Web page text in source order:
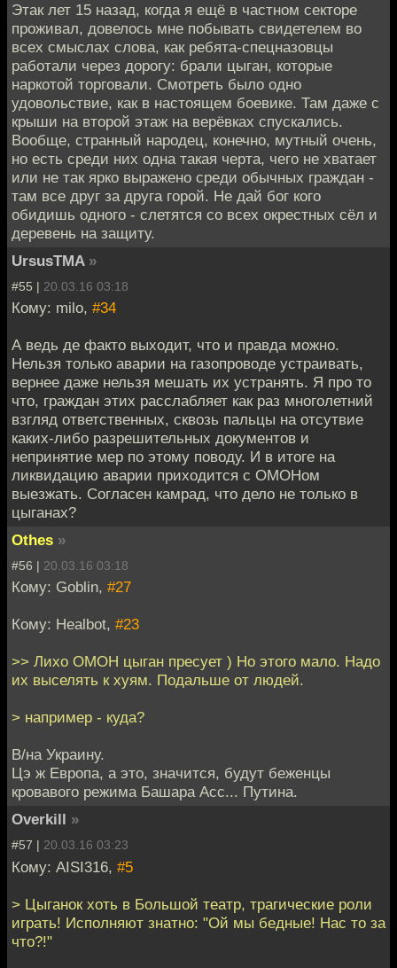
Этак лет 15 назад, когда я ещё в частном секторе
проживал, довелось мне побывать свидетелем во
всех смыслах слова, как ребята-спецназовцы
работали через дорогу: брали цыган, которые
наркотой торговали. Смотреть было одно
удовольствие, как в настоящем боевике. Там даже с
крыши на второй этаж на верёвках спускались.
Вообще, странный народец, конечно, мутный очень,
но есть среди них одна такая черта, чего не хватает
или не так ярко выражено среди обычных граждан -
там все друг за друга горой. Не дай бог кого
обидишь одного - слетятся со всех окрестных сёл и
деревень на защиту.
UrsusTMA »
#55 | 20.03.16 03:18
Кому: milo, #34
А ведь де факто выходит, что и правда можно.
Нельзя только аварии на газопроводе устраивать,
вернее даже нельзя мешать их устранять. Я про то
что, граждан этих расслабляет как раз многолетний
взгляд ответственных, сквозь пальцы на отсутвие
каких-либо разрешительных документов и
непринятие мер по этому поводу. И в итоге на
ликвидацию аварии приходится с ОМОНом
выезжать. Согласен камрад, что дело не только в
цыганах?
Othes »
#56 | 20.03.16 03:18
Кому: Goblin, #27
Кому: Healbot, #23
>> Лихо ОМОН цыган пресует ) Но этого мало. Надо
их выселять к хуям. Подальше от людей.
> например - куда?
В/на Украину.
Цэ ж Европа, а это, значится, будут беженцы
кровавого режима Башара Асс... Путина.
Overkill »
#57 | 20.03.16 03:23
Кому: AISI316, #5
> Цыганок хоть в Большой театр, трагические роли
играть! Исполняют знатно: "Ой мы бедные! Нас то за
что?!"